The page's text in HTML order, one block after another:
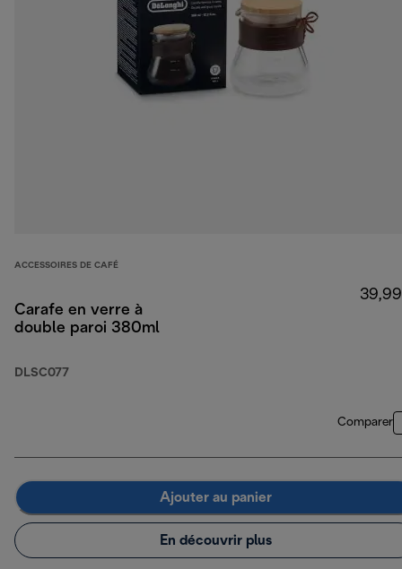
ACCESSOIRES DE CAFÉ
Carafe en verre à
double paroi 380ml
DLSC077
Comparer
Ajouter au panier
En découvrir plus